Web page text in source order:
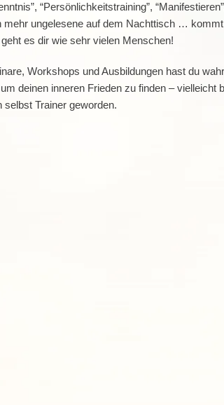
“Persönlichkeitstraining”,
mehr ungelesene auf dem Nachttisch …
es dir wie sehr vielen Menschen!
Workshops und Ausbildungen hast du
deinen inneren Frieden zu finden – vielleicht
selbst Trainer geworden.